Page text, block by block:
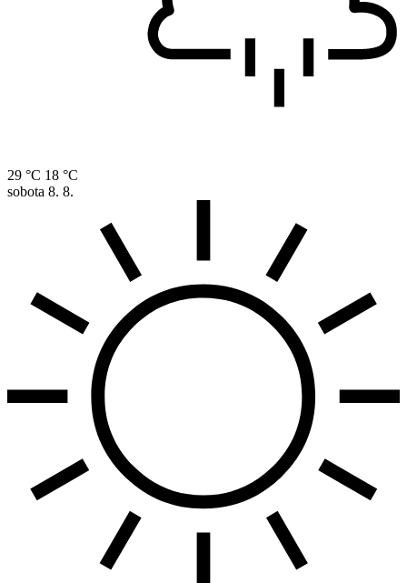
29 °C 18 °C
sobota 8. 8.